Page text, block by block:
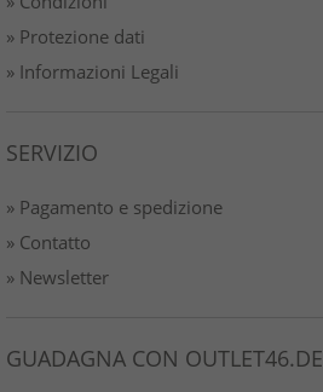
» Protezione dati
» Informazioni Legali
SERVIZIO
» Pagamento e spedizione
» Contatto
» Newsletter
GUADAGNA CON OUTLET46.DE